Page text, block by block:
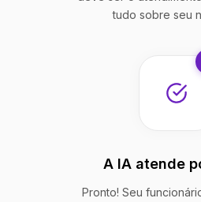
tudo sobre seu
A IA atende
Pronto! Seu